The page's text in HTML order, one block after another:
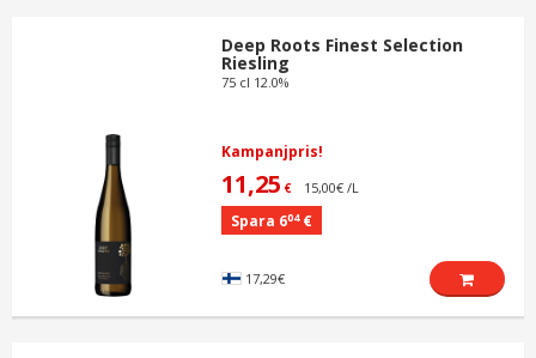
Deep Roots Finest Selection
Riesling
75 cl 12.0%
Kampanjpris!
11,25 € 15,00€ /L
Spara 604€
17,29€